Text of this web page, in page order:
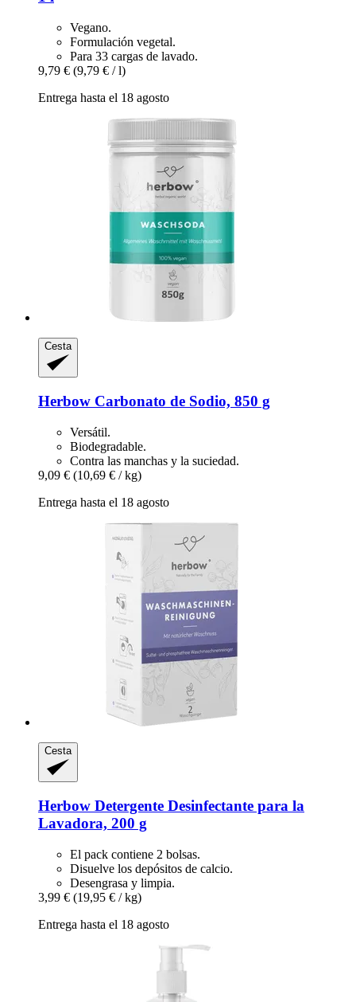
Vegano.
Formulación vegetal.
Para 33 cargas de lavado.
9,79 € (9,79 € / l)
Entrega hasta el 18 agosto
Cesta
Herbow Carbonato de Sodio, 850 g
Versátil.
Biodegradable.
Contra las manchas y la suciedad.
9,09 € (10,69 € / kg)
Entrega hasta el 18 agosto
Cesta
Herbow Detergente Desinfectante para la
Lavadora, 200 g
El pack contiene 2 bolsas.
Disuelve los depósitos de calcio.
Desengrasa y limpia.
3,99 € (19,95 € / kg)
Entrega hasta el 18 agosto